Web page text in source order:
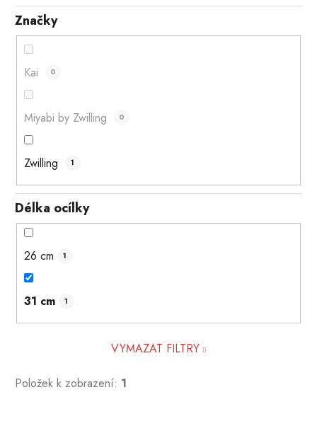
Značky
Kai 0
Miyabi by Zwilling 0
Zwilling 1
Délka ocílky
26 cm 1
31 cm 1
VYMAZAT FILTRY
Položek k zobrazení: 1